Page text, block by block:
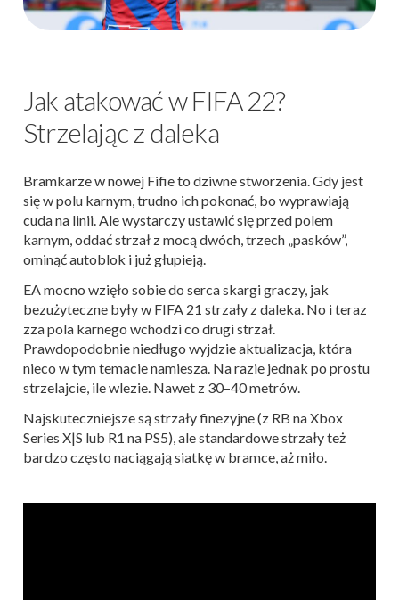
Jak atakować w FIFA 22?
Strzelając z daleka
Bramkarze w nowej Fifie to dziwne stworzenia. Gdy jest
się w polu karnym, trudno ich pokonać, bo wyprawiają
cuda na linii. Ale wystarczy ustawić się przed polem
karnym, oddać strzał z mocą dwóch, trzech „pasków”,
ominąć autoblok i już głupieją.
EA mocno wzięło sobie do serca skargi graczy, jak
bezużyteczne były w FIFA 21 strzały z daleka. No i teraz
zza pola karnego wchodzi co drugi strzał.
Prawdopodobnie niedługo wyjdzie aktualizacja, która
nieco w tym temacie namiesza. Na razie jednak po prostu
strzelajcie, ile wlezie. Nawet z 30–40 metrów.
Najskuteczniejsze są strzały finezyjne (z RB na Xbox
Series X|S lub R1 na PS5), ale standardowe strzały też
bardzo często naciągają siatkę w bramce, aż miło.